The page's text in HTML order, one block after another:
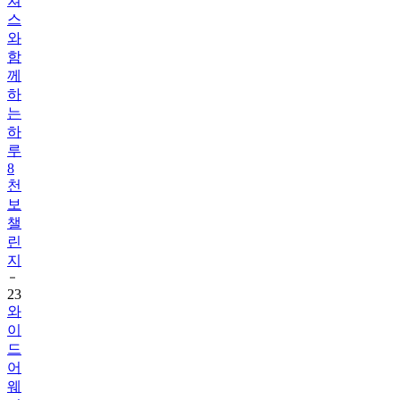
와
함
께
하
는
하
루
8
천
보
챌
린
지
23
와
이
드
어
웨
이
크